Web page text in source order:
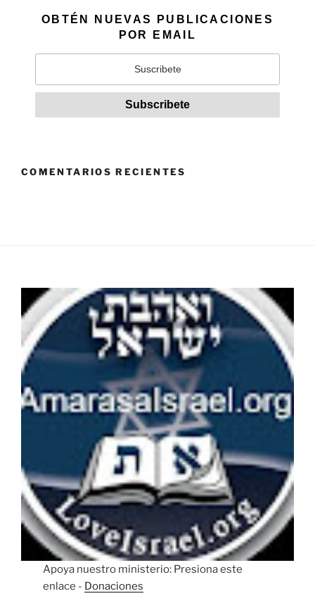
OBTÉN NUEVAS PUBLICACIONES
POR EMAIL
COMENTARIOS RECIENTES
Apoya nuestro ministerio: Presiona este
enlace - Donaciones